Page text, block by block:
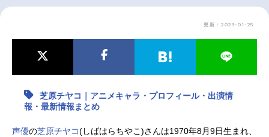
最新記事一覧
アニメ記事一覧 声優記事一覧
更新：2023-01-25
芝原チヤコ｜アニメキャラ・プロフィール・出演情
報・最新情報まとめ
声優の芝原チヤコ(しばはらちやこ)さんは1970年8月9日生まれ、